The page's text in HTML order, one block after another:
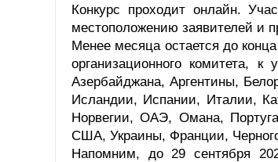
Конкурс проходит онлайн.
местоположению заявителей и
Менее месяца остается до
организационного комитета,
Азербайджана, Аргентины,
Исландии, Испании, Италии,
Норвегии, ОАЭ, Омана,
США, Украины, Франции,
Напомним, до 29 сентября